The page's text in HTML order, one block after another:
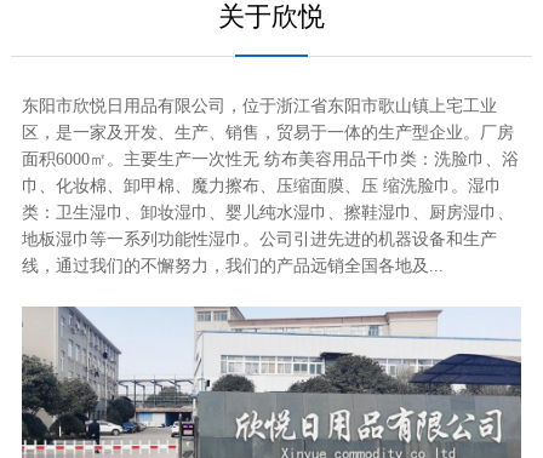
关于欣悦
东阳市欣悦日用品有限公司，位于浙江省东阳市歌山镇上宅工业
区，是一家及开发、生产、销售，贸易于一体的生产型企业。厂房
面积6000㎡。主要生产一次性无 纺布美容用品干巾类：洗脸巾、浴
巾、化妆棉、卸甲棉、魔力擦布、压缩面膜、压 缩洗脸巾。湿巾
类：卫生湿巾、卸妆湿巾、婴儿纯水湿巾、擦鞋湿巾、厨房湿巾、
地板湿巾等一系列功能性湿巾。公司引进先进的机器设备和生产
线，通过我们的不懈努力，我们的产品远销全国各地及...